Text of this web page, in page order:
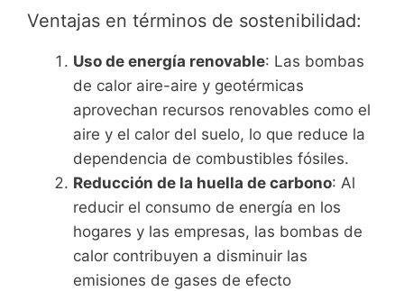
Ventajas en términos de sostenibilidad:
Uso de energía renovable: Las bombas
de calor aire-aire y geotérmicas
aprovechan recursos renovables como el
aire y el calor del suelo, lo que reduce la
dependencia de combustibles fósiles.
Reducción de la huella de carbono: Al
reducir el consumo de energía en los
hogares y las empresas, las bombas de
calor contribuyen a disminuir las
emisiones de gases de efecto